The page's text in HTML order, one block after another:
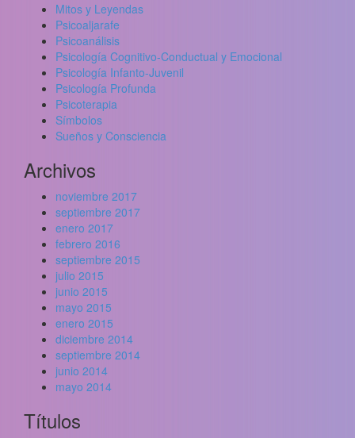
Mitos y Leyendas
Psicoaljarafe
Psicoanálisis
Psicología Cognitivo-Conductual y Emocional
Psicología Infanto-Juvenil
Psicología Profunda
Psicoterapia
Símbolos
Sueños y Consciencia
Archivos
noviembre 2017
septiembre 2017
enero 2017
febrero 2016
septiembre 2015
julio 2015
junio 2015
mayo 2015
enero 2015
diciembre 2014
septiembre 2014
junio 2014
mayo 2014
Títulos